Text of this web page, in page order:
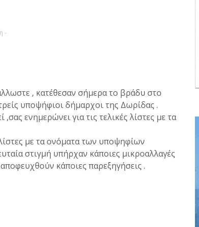
-
, κατέθεσαν σήμερα το βράδυ στο
υποψήφιοι δήμαρχοι της Δωρίδας .
ενημερώνει για τις τελικές λίστες με τα
με τα ονόματα των υποψηφίων
στιγμή υπήρχαν κάποιες μικροαλλαγές
κάποιες παρεξηγήσεις .